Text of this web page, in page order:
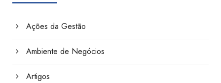
Ações da Gestão
Ambiente de Negócios
Artigos